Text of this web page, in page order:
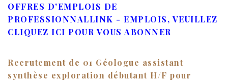
OFFRES D'EMPLOIS DE
PROFESSIONNALLINK - EMPLOIS, VEUILLEZ
CLIQUEZ ICI POUR VOUS ABONNER
Recrutement de 01 Géologue assistant
synthèse exploration débutant H/F pour